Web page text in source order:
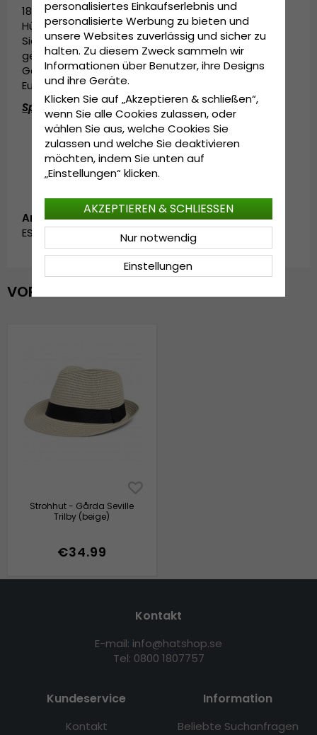
1800 und 1900 - moderne, einzigartige, innovative
Hüte zu einem wirklich guten Preis tragen können.
Sie wurde unter den gleichen Voraussetzungen
geschaffen, als sich vor einigen hundert Jahren in
Göteborg Menschen aus verschiedenen Teilen
Europas trafen.
Spezifikationen:
In China hergestellt.
Hergestellt aus:100 % papierstroh.
Artikelnummer:
ES1016521.seville.beige
VOR KURZEM ANGESEHEN
Strohhut - Gårda Seville
Trilby (beige)
€34.99
Kontakt
E-mail: info@hatshop.se
Tel: 0800 1807757
Kundeservice
Kontakt
Information
Beliebte Suchanfragen
personalisiertes Einkaufserlebnis und
personalisierte Werbung zu bieten und
unsere Websites zuverlässig und sicher zu
halten. Zu diesem Zweck sammeln wir
Informationen über Benutzer, ihre Designs
und ihre Geräte.
Klicken Sie auf „Akzeptieren & schließen“,
wenn Sie alle Cookies zulassen, oder
wählen Sie aus, welche Cookies Sie
zulassen und welche Sie deaktivieren
möchten, indem Sie unten auf
„Einstellungen“ klicken.
Einstellungen
Nur notwendig
AKZEPTIEREN & SCHLIESSEN